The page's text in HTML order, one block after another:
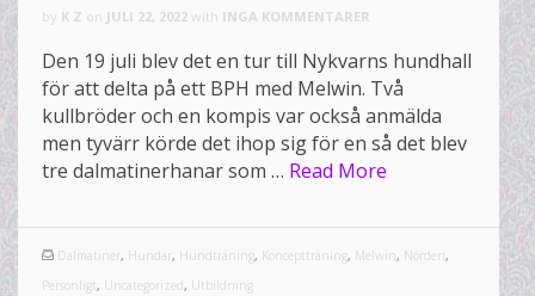
by K Z on JULI 22, 2022 with INGA KOMMENTARER
Den 19 juli blev det en tur till Nykvarns hundhall
för att delta på ett BPH med Melwin. Två
kullbröder och en kompis var också anmälda
men tyvärr körde det ihop sig för en så det blev
tre dalmatinerhanar som … Read More
Dalmatiner, Hundar, Hundträning, Konceptträning, Melwin, Nörderi,
Personligt, Uncategorized, Utbildning